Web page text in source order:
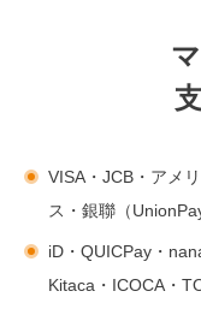
VISA・JCB・アメ
ス・銀聯（
iD・QUICPay・
Kitaca・ICOCA・